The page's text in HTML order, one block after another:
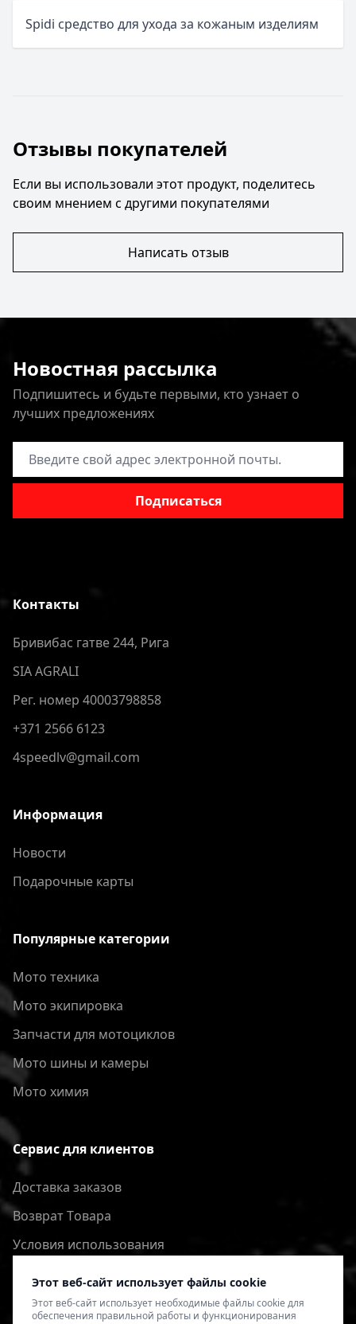
Этот веб-сайт использует файлы cookie
Этот веб-сайт использует необходимые файлы cookie для
обеспечения правильной работы и функционирования
Spidi средство для ухода за кожаным изделиям
Отзывы покупателей
Если вы использовали этот продукт, поделитесь
своим мнением с другими покупателями
Написать отзыв
Новостная рассылка
Подпишитесь и будьте первыми, кто узнает о
лучших предложениях
Адрес электронной почты
Подписаться
Контакты
Бривибас гатве 244, Рига
SIA AGRALI
Рег. номер 40003798858
+371 2566 6123
4speedlv@gmail.com
Информация
Новости
Подарочные карты
Популярные категории
Мото техника
Мото экипировка
Запчасти для мотоциклов
Мото шины и камеры
Мото химия
Сервис для клиентов
Доставка заказов
Bозврат Tовара
Условия использования
Политика конфиденциальности